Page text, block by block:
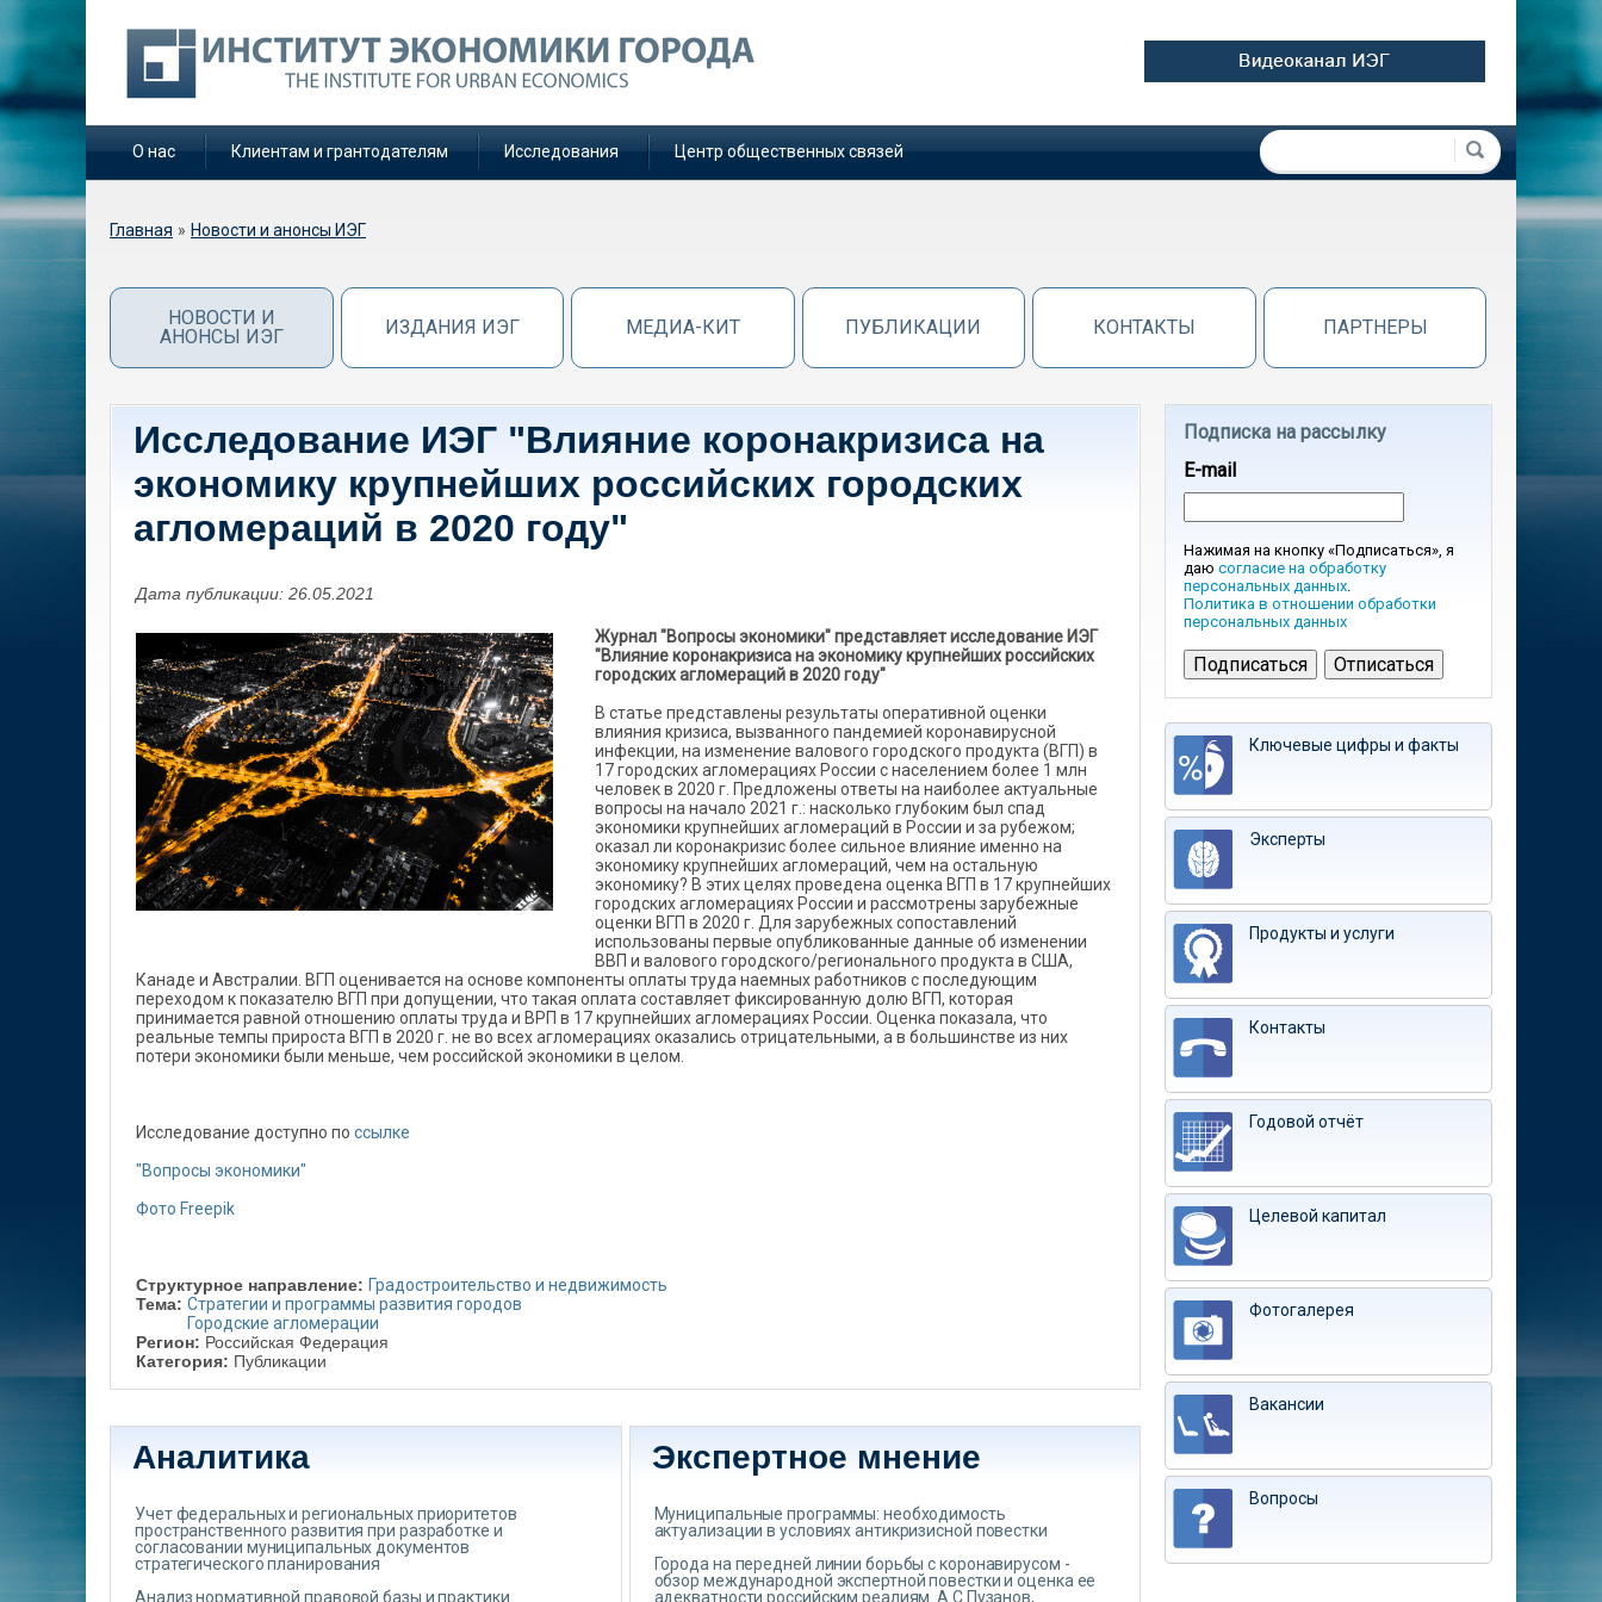
О нас Клиентам и грантодателям Исследования Центр общественных связей Форма поиска
Поиск
Вы здесь
Главная » Новости и анонсы ИЭГ
НОВОСТИ И
АНОНСЫ ИЭГ
ИЗДАНИЯ ИЭГ МЕДИА-КИТ ПУБЛИКАЦИИ КОНТАКТЫ ПАРТНЕРЫ
Исследование ИЭГ "Влияние коронакризиса на
экономику крупнейших российских городских
агломераций в 2020 году"
Дата публикации: 26.05.2021
Журнал "Вопросы экономики" представляет исследование ИЭГ
"Влияние коронакризиса на экономику крупнейших российских
городских агломераций в 2020 году"
В статье представлены результаты оперативной оценки
влияния кризиса, вызванного пандемией коронавирусной
инфекции, на изменение валового городского продукта (ВГП) в
17 городских агломерациях России с населением более 1 млн
человек в 2020 г. Предложены ответы на наиболее актуальные
вопросы на начало 2021 г.: насколько глубоким был спад
экономики крупнейших агломераций в России и за рубежом;
оказал ли коронакризис более сильное влияние именно на
экономику крупнейших агломераций, чем на остальную
экономику? В этих целях проведена оценка ВГП в 17 крупнейших
городских агломерациях России и рассмотрены зарубежные
оценки ВГП в 2020 г. Для зарубежных сопоставлений
использованы первые опубликованные данные об изменении
ВВП и валового городского/регионального продукта в США,
Канаде и Австралии. ВГП оценивается на основе компоненты оплаты труда наемных работников с последующим
переходом к показателю ВГП при допущении, что такая оплата составляет фиксированную долю ВГП, которая
принимается равной отношению оплаты труда и ВРП в 17 крупнейших агломерациях России. Оценка показала, что
реальные темпы прироста ВГП в 2020 г. не во всех агломерациях оказались отрицательными, а в большинстве из них
потери экономики были меньше, чем российской экономики в целом.
Исследование доступно по ссылке
"Вопросы экономики"
Фото Freepik
Структурное направление: Градостроительство и недвижимость
Тема: Стратегии и программы развития городов
Городские агломерации
Регион: Российская Федерация
Категория: Публикации
Аналитика
Учет федеральных и региональных приоритетов
пространственного развития при разработке и
согласовании муниципальных документов
стратегического планирования
Анализ нормативной правовой базы и практики
Экспертное мнение
Муниципальные программы: необходимость
актуализации в условиях антикризисной повестки
Города на передней линии борьбы с коронавирусом -
обзор международной экспертной повестки и оценка ее
адекватности российским реалиям. А.С.Пузанов,
Подписка на рассылку
E-mail
Нажимая на кнопку «Подписаться», я
даю согласие на обработку
персональных данных.
Политика в отношении обработки
персональных данных
Ключевые цифры и факты
Эксперты
Продукты и услуги
Контакты
Годовой отчёт
Целевой капитал
Фотогалерея
Вакансии
Вопросы